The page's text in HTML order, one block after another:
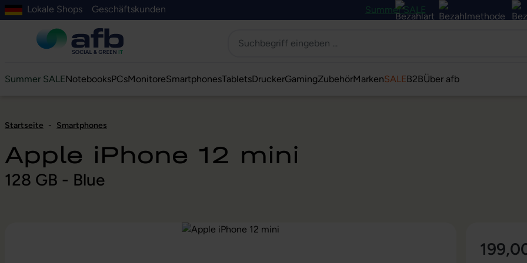
springen
Suche springen
Zur Hauptnavigation springen
Zur Navigation der B2B-Plattform springen
Lokale Shops Geschäftskunden Summer SALE
Summer SALENotebooksPCsMonitoreSmartphonesTabletsDruckerGamingZubehörMarkenSALEB2BÜber afb
Startseite - Smartphones
Apple iPhone 12 mini
128 GB - Blue